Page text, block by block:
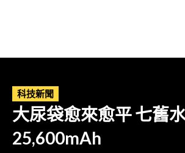
科技新聞
大尿袋愈來愈平 七舊
25,600mAh